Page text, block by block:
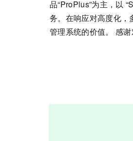
品“ProPlus”为主，以
务。在响应对高度化，
管理系统的价值。 感谢